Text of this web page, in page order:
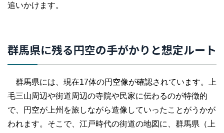
追いかけます。
群馬県に残る円空の手がかりと想定ルート
群馬県には、現在17体の円空像が確認されています。上
毛三山周辺や街道周辺の寺院や民家に伝わるのが特徴的
で、円空が上州を旅しながら造像していったことがうかが
われます。そこで、江戸時代の街道の地図に、群馬県（上